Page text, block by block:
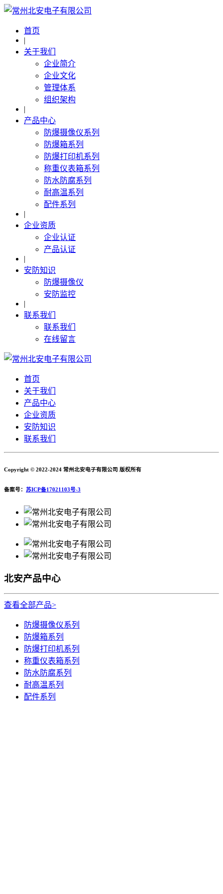
首页
|
关于我们
企业简介
企业文化
管理体系
组织架构
|
产品中心
防爆摄像仪系列
防爆箱系列
防爆打印机系列
称重仪表箱系列
防水防腐系列
耐高温系列
配件系列
|
企业资质
企业认证
产品认证
|
安防知识
防爆摄像仪
安防监控
|
联系我们
联系我们
在线留言
首页
关于我们
产品中心
企业资质
安防知识
联系我们
Copyright © 2022-2024 常州北安电子有限公司 版权所有
备案号： 苏ICP备17021103号-3
北安产品中心
查看全部产品>
防爆摄像仪系列
防爆箱系列
防爆打印机系列
称重仪表箱系列
防水防腐系列
耐高温系列
配件系列